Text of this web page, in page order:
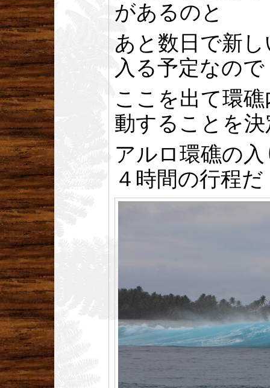
があるのと
あと数日で新
入る予定なので
ここを出て環
動することを決
アルロ環礁の
４時間の行程だ